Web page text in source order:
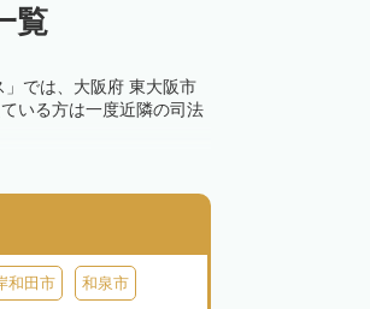
覧
では、大阪府 東大阪市
いる方は一度近隣の司法
和田市 和泉市